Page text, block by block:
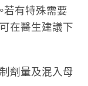
若有特殊需要
可在醫生建議下
制劑量及混入母